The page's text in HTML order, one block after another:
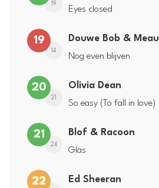
19
Eyes closed
19
14
Douwe Bob & Meau
Nog even blijven
20
21
Olivia Dean
So easy (To fall in love)
21
24
Blof & Racoon
Glas
22 Ed Sheeran